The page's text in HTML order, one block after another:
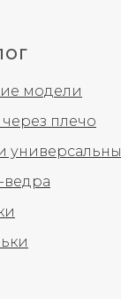
модели
плечо